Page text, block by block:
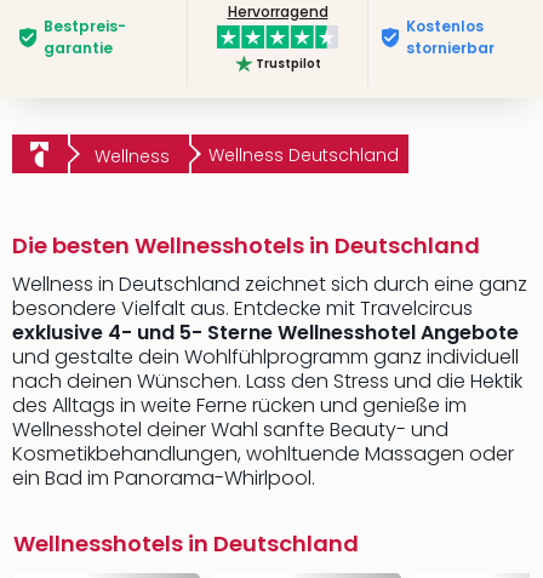
Bestpreis­
garantie
Hervorragend
Trustpilot
Kostenlos
stornierbar
Wellness Wellness Deutschland
Die besten Wellnesshotels in Deutschland
Wellness in Deutschland zeichnet sich durch eine ganz
besondere Vielfalt aus. Entdecke mit Travelcircus
exklusive 4- und 5- Sterne Wellnesshotel Angebote
und gestalte dein Wohlfühlprogramm ganz individuell
nach deinen Wünschen. Lass den Stress und die Hektik
des Alltags in weite Ferne rücken und genieße im
Wellnesshotel deiner Wahl sanfte Beauty- und
Kosmetikbehandlungen, wohltuende Massagen oder
ein Bad im Panorama-Whirlpool.
Wellnesshotels in Deutschland